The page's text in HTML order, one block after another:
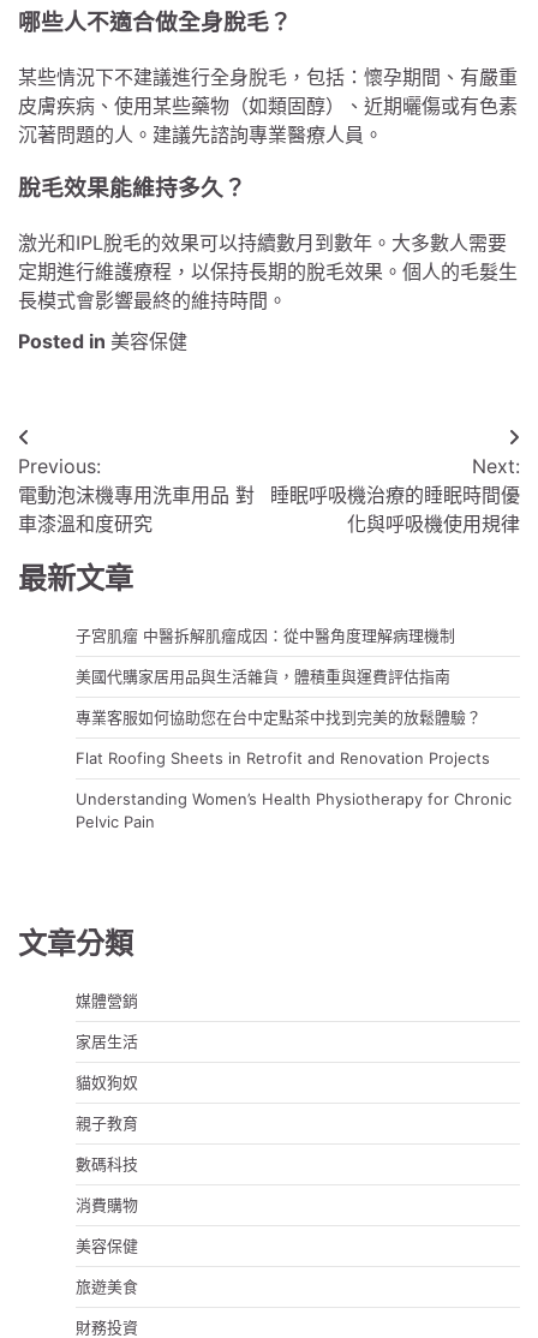
哪些人不適合做全身脫毛？
某些情況下不建議進行全身脫毛，包括：懷孕期間、有嚴重
皮膚疾病、使用某些藥物（如類固醇）、近期曬傷或有色素
沉著問題的人。建議先諮詢專業醫療人員。
脫毛效果能維持多久？
激光和IPL脫毛的效果可以持續數月到數年。大多數人需要
定期進行維護療程，以保持長期的脫毛效果。個人的毛髮生
長模式會影響最終的維持時間。
Posted in 美容保健
文
章
導
覽
Previous:
電動泡沫機專用洗車用品 對
車漆溫和度研究
Next:
睡眠呼吸機治療的睡眠時間優
化與呼吸機使用規律
最新文章
子宮肌瘤 中醫拆解肌瘤成因：從中醫角度理解病理機制
美國代購家居用品與生活雜貨，體積重與運費評估指南
專業客服如何協助您在台中定點茶中找到完美的放鬆體驗？
Flat Roofing Sheets in Retrofit and Renovation Projects
Understanding Women’s Health Physiotherapy for Chronic
Pelvic Pain
文章分類
媒體營銷
家居生活
貓奴狗奴
親子教育
數碼科技
消費購物
美容保健
旅遊美食
財務投資